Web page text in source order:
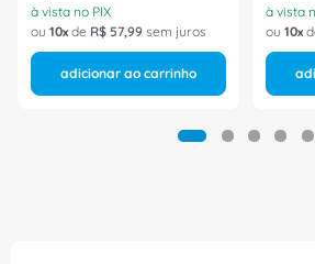
à vista no PIX
ou 10 de R$ 57,99 sem juros
adicionar ao carrinho
à vista
ou 10